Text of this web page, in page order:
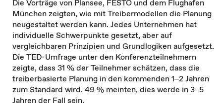
Die Vorträge von Plansee, FESTO und dem Flughafen
München zeigten, wie mit Treibermodellen die Planung
neugestaltet werden kann. Jedes Unternehmen hat
individuelle Schwerpunkte gesetzt, aber auf
vergleichbaren Prinzipien und Grundlogiken aufgesetzt.
Die TED-Umfrage unter den Konferenzteilnehmern
zeigte, dass 31 % der Teilnehmer schätzen, dass die
treiberbasierte Planung in den kommenden 1‒2 Jahren
zum Standard wird. 49 % meinten, dies werde in 3‒5
Jahren der Fall sein.